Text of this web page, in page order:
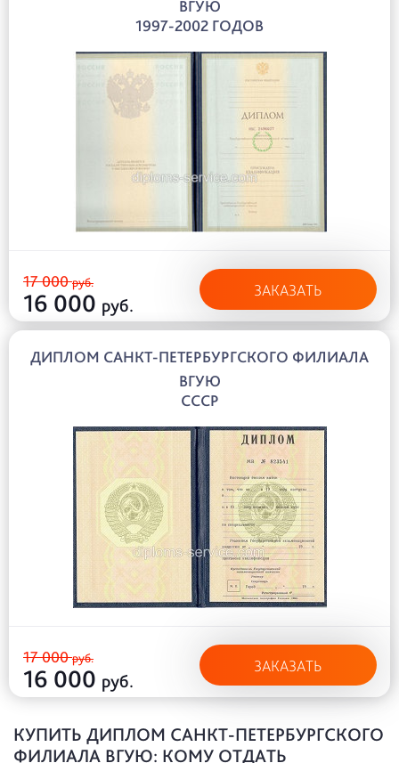
ВГУЮ
1997-2002 ГОДОВ
17 000руб.
16 000 руб.
ЗАКАЗАТЬ
ДИПЛОМ САНКТ-ПЕТЕРБУРГСКОГО ФИЛИАЛА
ВГУЮ
СССР
17 000руб.
16 000 руб.
ЗАКАЗАТЬ
КУПИТЬ ДИПЛОМ САНКТ-ПЕТЕРБУРГСКОГО
ФИЛИАЛА ВГУЮ: КОМУ ОТДАТЬ